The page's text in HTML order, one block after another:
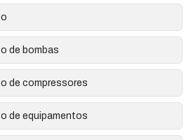
de bombas
de compressores
de equipamentos